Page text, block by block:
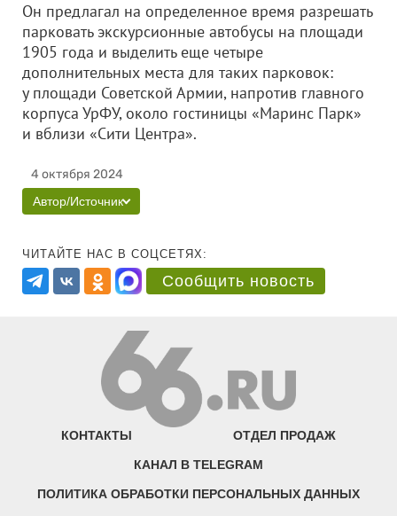
Он предлагал на определенное время разрешать
парковать экскурсионные автобусы на площади
1905 года и выделить еще четыре
дополнительных места для таких парковок:
у площади Советской Армии, напротив главного
корпуса УрФУ, около гостиницы «Маринс Парк»
и вблизи «Сити Центра».
4 октября 2024
Автор/Источник
ЧИТАЙТЕ НАС В СОЦСЕТЯХ:
Сообщить новость
КОНТАКТЫ ОТДЕЛ ПРОДАЖ
КАНАЛ В TELEGRAM
ПОЛИТИКА ОБРАБОТКИ ПЕРСОНАЛЬНЫХ ДАННЫХ